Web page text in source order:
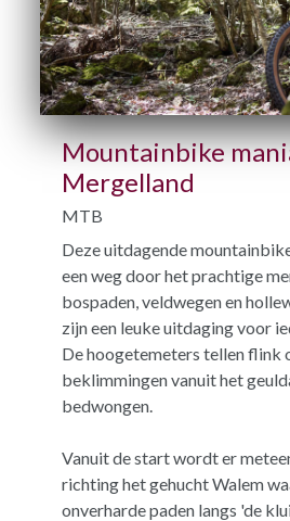
Mountainbike
Mergelland
MTB
Deze uitdagende
een weg door het prachtige
bospaden, veldwegen en
zijn een leuke uitdaging voor
De hoogetemeters tellen flink
beklimmingen vanuit het
bedwongen.
Vanuit de start wordt er
richting het gehucht Walem
onverharde paden langs 'de